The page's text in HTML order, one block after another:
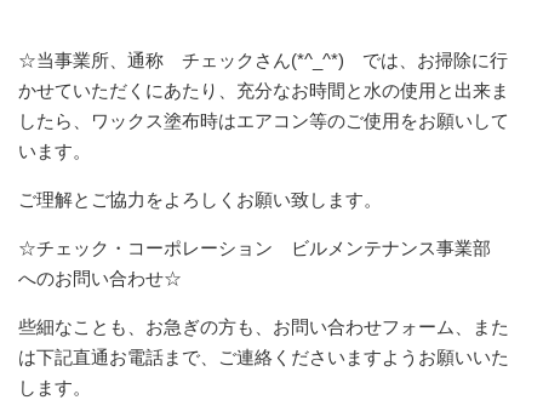
☆当事業所、通称 チェックさん(*^_^*) では、お掃除に行
かせていただくにあたり、充分なお時間と水の使用と出来ま
したら、ワックス塗布時はエアコン等のご使用をお願いして
います。
ご理解とご協力をよろしくお願い致します。
☆チェック・コーポレーション ビルメンテナンス事業部
へのお問い合わせ☆
些細なことも、お急ぎの方も、お問い合わせフォーム、また
は下記直通お電話まで、ご連絡くださいますようお願いいた
します。